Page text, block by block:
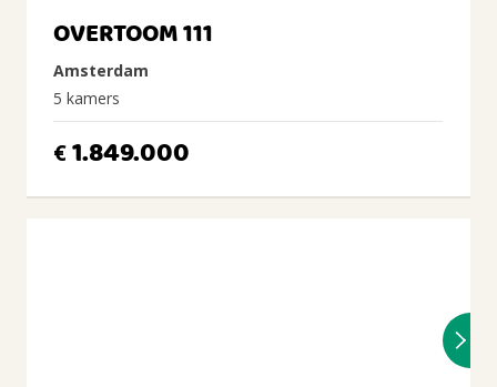
OVERTOOM 111
Amsterdam
5 kamers
€1.849.000